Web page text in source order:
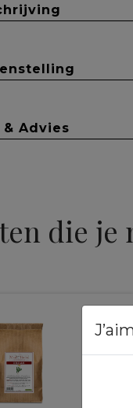
& Advies
die je